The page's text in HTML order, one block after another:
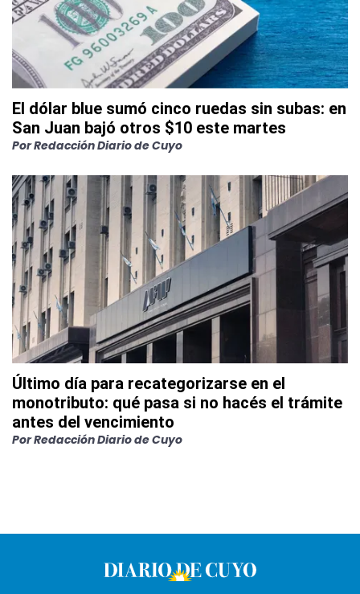
El dólar blue sumó cinco ruedas sin subas: en
San Juan bajó otros $10 este martes
PorRedacción Diario de Cuyo
Último día para recategorizarse en el
monotributo: qué pasa si no hacés el trámite
antes del vencimiento
PorRedacción Diario de Cuyo